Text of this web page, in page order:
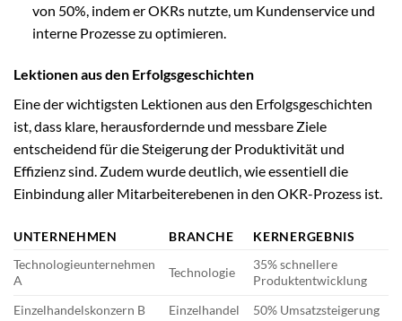
von 50%, indem er OKRs nutzte, um Kundenservice und
interne Prozesse zu optimieren.
Lektionen aus den Erfolgsgeschichten
Eine der wichtigsten Lektionen aus den Erfolgsgeschichten
ist, dass klare, herausfordernde und messbare Ziele
entscheidend für die Steigerung der Produktivität und
Effizienz sind. Zudem wurde deutlich, wie essentiell die
Einbindung aller Mitarbeiterebenen in den OKR-Prozess ist.
UNTERNEHMEN BRANCHE
KERNERGEBNIS
Technologieunternehmen
A
Technologie
35% schnellere
Produktentwicklung
Einzelhandelskonzern B
Einzelhandel 50% Umsatzsteigerung